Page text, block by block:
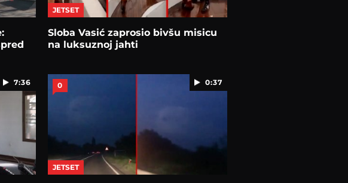
JETSET
Sloba Vasić zaprosio bivšu misicu
na luksuznoj jahti
7:36 0:37
0
JETSET